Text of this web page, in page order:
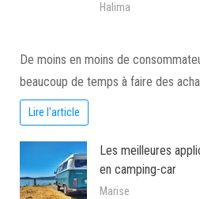
Halima
De moins en moins de
beaucoup de temps à faire des
Lire l'article
Les meilleures
en camping-car
Marise